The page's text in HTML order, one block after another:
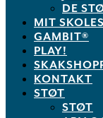
DE
MIT
GAMBIT®
PLAY!
KONTAKT
STØT
STØT